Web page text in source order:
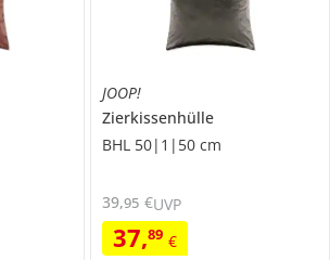
JOOP!
Zierkissenhülle
BHL 50|1|50 cm
37,89 €
39,95 €UVP